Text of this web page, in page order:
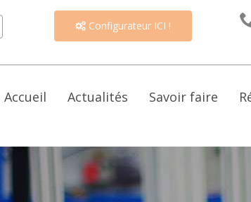
 Configurateur ICI !
Accueil Actualités Savoir faire